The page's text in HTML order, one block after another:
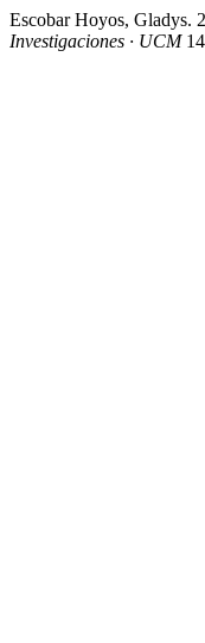
Escobar Hoyos, Gladys.
Investigaciones · UCM14